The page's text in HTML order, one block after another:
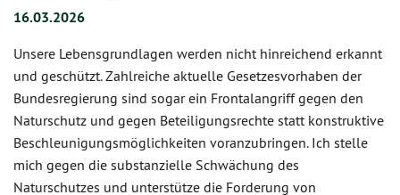
16.03.2026
Unsere Lebensgrundlagen werden nicht hinreichend erkannt
und geschützt. Zahlreiche aktuelle Gesetzesvorhaben der
Bundesregierung sind sogar ein Frontalangriff gegen den
Naturschutz und gegen Beteiligungsrechte statt konstruktive
Beschleunigungsmöglichkeiten voranzubringen. Ich stelle
mich gegen die substanzielle Schwächung des
Naturschutzes und unterstütze die Forderung von